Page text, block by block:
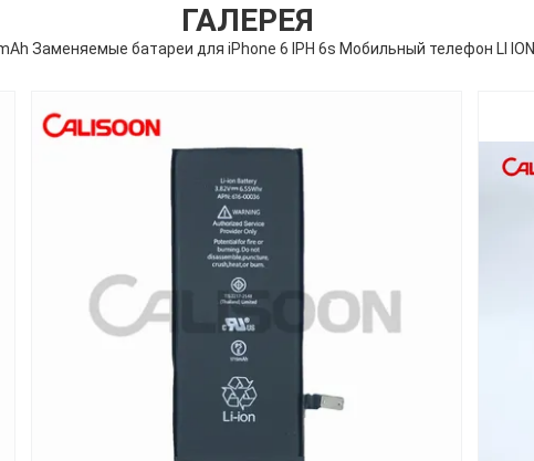
ГАЛЕРЕЯ
Заменяемые батареи для iPhone 6 IPH 6s Мобильный телефон LI ION